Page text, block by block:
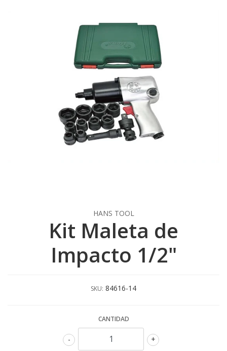
HANS TOOL
Kit Maleta de
Impacto 1/2"
SKU: 84616-14
CANTIDAD
+
-